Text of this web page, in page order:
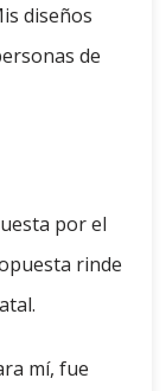
diseños
de
por el
rinde
mí, fue